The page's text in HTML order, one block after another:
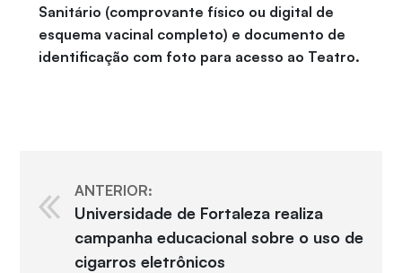
Sanitário (comprovante físico ou digital de
esquema vacinal completo) e documento de
identificação com foto para acesso ao Teatro.
ANTERIOR:
Universidade de Fortaleza realiza
campanha educacional sobre o uso de
cigarros eletrônicos